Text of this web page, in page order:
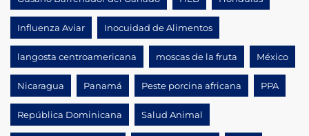
Influenza Aviar Inocuidad de Alimentos
langosta centroamericana moscas de la fruta México
Nicaragua Panamá Peste porcina africana PPA
República Dominicana Salud Animal